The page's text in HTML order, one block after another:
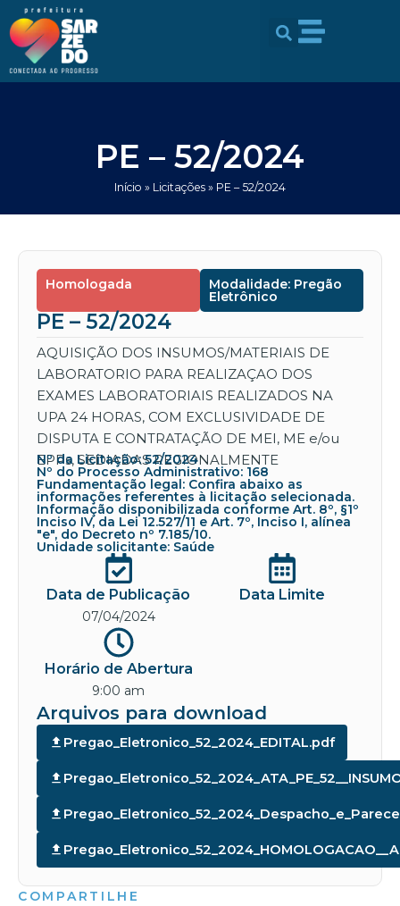
conteúdo
para
conteúdo
PE – 52/2024
Início » Licitações » PE – 52/2024
Homologada Modalidade: Pregão
Eletrônico
PE – 52/2024
AQUISIÇÃO DOS INSUMOS/MATERIAIS DE
LABORATORIO PARA REALIZAÇAO DOS
EXAMES LABORATORIAIS REALIZADOS NA
UPA 24 HORAS, COM EXCLUSIVIDADE DE
DISPUTA E CONTRATAÇÃO DE MEI, ME e/ou
EPPs, SEDIADAS REGIONALMENTE
Nº da Licitação: 52/2024
Nº do Processo Administrativo: 168
Fundamentação legal: Confira abaixo as
informações referentes à licitação selecionada.
Informação disponibilizada conforme Art. 8º, §1º
Inciso IV, da Lei 12.527/11 e Art. 7º, Inciso I, alínea
"e", do Decreto nº 7.185/10.
Unidade solicitante: Saúde
Data de Publicação
07/04/2024
Data Limite
Horário de Abertura
9:00 am
Arquivos para download
Pregao_Eletronico_52_2024_EDITAL.pdf
COMPARTILHE